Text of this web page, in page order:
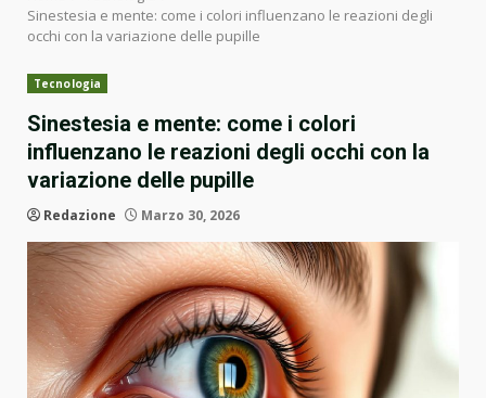
Sinestesia e mente: come i colori influenzano le reazioni degli
occhi con la variazione delle pupille
Tecnologia
Sinestesia e mente: come i colori
influenzano le reazioni degli occhi con la
variazione delle pupille
Redazione Marzo 30, 2026